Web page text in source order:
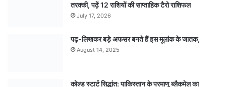
तरक्की, पढ़ें 12 राशियों की साप्ताहिक टैरो राशिफल
July 17, 2026
पढ़-लिखकर बड़े अफसर बनते हैं इस मूलांक के जातक,
August 14, 2025
कोल्ड स्टार्ट सिद्धांत: पाकिस्तान के परमाणु ब्लैकमेल का